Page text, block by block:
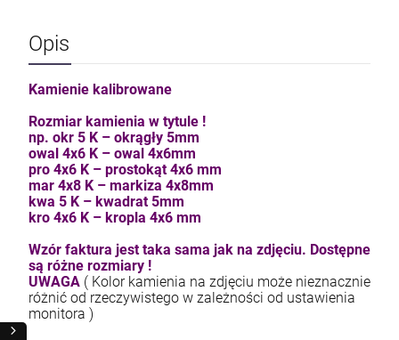
Opis
Kamienie kalibrowane
Rozmiar kamienia w tytule !
np. okr 5 K – okrągły 5mm
owal 4x6 K – owal 4x6mm
pro 4x6 K – prostokąt 4x6 mm
mar 4x8 K – markiza 4x8mm
kwa 5 K – kwadrat 5mm
kro 4x6 K – kropla 4x6 mm
Wzór faktura jest taka sama jak na zdjęciu. Dostępne
są różne rozmiary !
UWAGA ( Kolor kamienia na zdjęciu może nieznacznie
różnić od rzeczywistego w zależności od ustawienia
monitora )